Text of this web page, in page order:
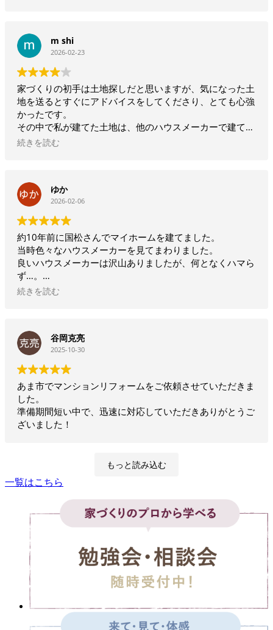
出来上がった我が家に一歩足を踏み入れた時、そういった
思いも払拭するほど私達の予想を越えたお家が出来上がっ
ていました。
夏の終わり頃に入居し、半年が過ぎました。以前の家の時
には物凄く寒かった我が家でしたがこの新しい家では冬の
寒い時期でも心地よく過ごす事ができました。
また、社長が提案してくださった間取りや窓の配置に日々
改めて感動しています。
理やパン作りができます。
二階の窓の方角もご近所の建物までも考慮され、抜けた空
間に伊吹山が見えたことに驚かせられました！
これから春から夏に向かってまた何か発見することがある
かもしれませんね
改めて素敵なお家を建てていただいて感謝しております。
ありがとうございました！
できれば無人ではなく、社長の熱い説明を聞いてみてくだ
さい。
あなたのこだわりを、もっともっとこだわりを持って対応
してくれる会社だと感じました！！
m shi
2026-02-23
家づくりの初手は土地探しだと思いますが、気になった土
地を送るとすぐにアドバイスをしてくださり、とても心強
かったです。
その中で私が建てた土地は、他のハウスメーカーで建てる
と造成費が高額になると言われたのですが、国松工務店さ
ができました。この点が、国松工務店さんで決めた大きな
理由です。
内装については予算で泣く泣く諦めた点も多いですが、土
地と性能だけは諦めないで良かったと思っています。住み
始めてからも快適な暮らしができており、早く家に帰りた
いと思えます。ありがとうございました。
続きを読む
ゆか
2026-02-06
約10年前に国松さんでマイホームを建てました。
当時色々なハウスメーカーを見てまわりました。
良いハウスメーカーは沢山ありましたが、何となくハマら
ず…。
そんな中、アールプラスハウスを知り社長に会った瞬間に
ただ、家は本当に良いです！
気密もいいしなんと言ってもオシャレ！！
外で雨が降っても多少の雨は聞こえないので今まで何度も
洗濯物がびしょ濡れになったことか！
主人は10年たった今でも「良い家だなぁ」と呟いていま
す。
多少の汚れはありますが傷みはないです。
しかも、何かあればいつでも社長に相談。
続きを読む
谷岡克亮
2025-10-30
あま市でマンションリフォームをご依頼させていただきま
した。
準備期間短い中で、迅速に対応していただきありがとうご
ざいました！
もっと読み込む
一覧はこちら